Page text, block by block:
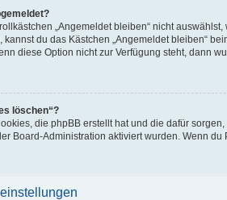
„Angemeldet bleiben“ nicht
du das Kästchen „Angemeldet bleiben“
diese Option nicht zur Verfügung steht, dann
löschen“?
die phpBB erstellt hat und die dafür
Board-Administration aktiviert wurden. Wenn